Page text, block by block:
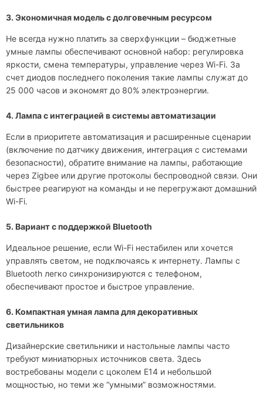
3. Экономичная модель с долговечным ресурсом
Не всегда нужно платить за сверхфункции – бюджетные
умные лампы обеспечивают основной набор: регулировка
яркости, смена температуры, управление через Wi-Fi. За
счет диодов последнего поколения такие лампы служат до
25 000 часов и экономят до 80% электроэнергии.
4. Лампа с интеграцией в системы автоматизации
Если в приоритете автоматизация и расширенные сценарии
(включение по датчику движения, интеграция с системами
безопасности), обратите внимание на лампы, работающие
через Zigbee или другие протоколы беспроводной связи. Они
быстрее реагируют на команды и не перегружают домашний
Wi-Fi.
5. Вариант с поддержкой Bluetooth
Идеальное решение, если Wi-Fi нестабилен или хочется
управлять светом, не подключаясь к интернету. Лампы с
Bluetooth легко синхронизируются с телефоном,
обеспечивают простое и быстрое управление.
6. Компактная умная лампа для декоративных
светильников
Дизайнерские светильники и настольные лампы часто
требуют миниатюрных источников света. Здесь
востребованы модели с цоколем E14 и небольшой
мощностью, но теми же “умными” возможностями.